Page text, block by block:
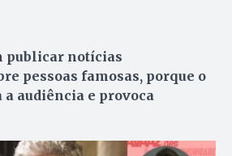
publicar notícias
pessoas famosas, porque o
a audiência e provoca